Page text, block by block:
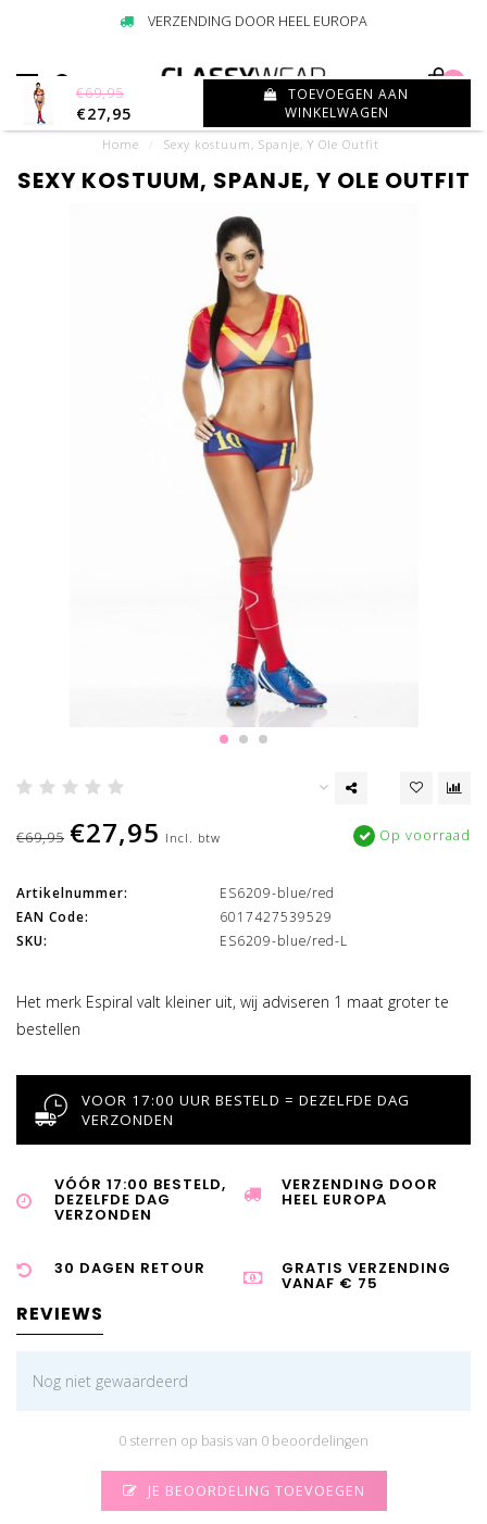
VERZENDING DOOR HEEL EUROPA
0
Home Sexy kostuum, Spanje, Y Ole Outfit
€69,95
€27,95
TOEVOEGEN AAN
WINKELWAGEN
SEXY KOSTUUM, SPANJE, Y OLE OUTFIT
€69,95 €27,95 Incl. btw Op voorraad
Artikelnummer:
ES6209-blue/red
EAN Code:
6017427539529
SKU:
ES6209-blue/red-L
Het merk Espiral valt kleiner uit, wij adviseren 1 maat groter te
bestellen
VOOR 17:00 UUR BESTELD = DEZELFDE DAG
VERZONDEN
VÓÓR 17:00 BESTELD,
DEZELFDE DAG
VERZONDEN
VERZENDING DOOR
HEEL EUROPA
30 DAGEN RETOUR GRATIS VERZENDING
VANAF € 75
REVIEWS
Nog niet gewaardeerd
0 sterren op basis van 0 beoordelingen
JE BEOORDELING TOEVOEGEN